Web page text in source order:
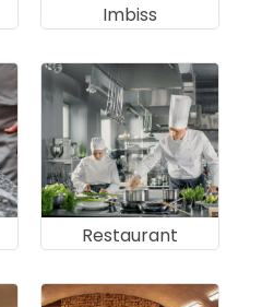
Imbiss
Restaurant